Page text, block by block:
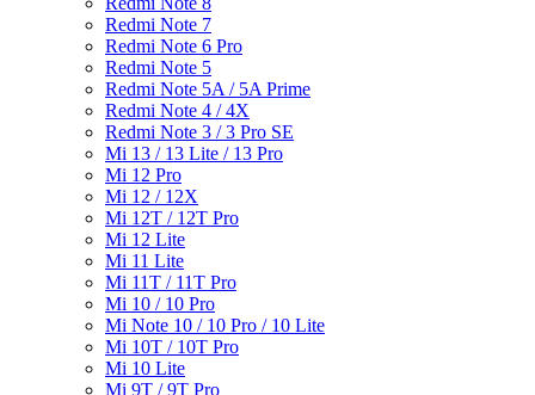
Redmi Note 7
Redmi Note 6 Pro
Redmi Note 5
Redmi Note 5A / 5A Prime
Redmi Note 4 / 4X
Redmi Note 3 / 3 Pro SE
Mi 13 / 13 Lite / 13 Pro
Mi 12 Pro
Mi 12 / 12X
Mi 12T / 12T Pro
Mi 12 Lite
Mi 11 Lite
Mi 11T / 11T Pro
Mi 10 / 10 Pro
Mi Note 10 / 10 Pro / 10 Lite
Mi 10T / 10T Pro
Mi 10 Lite
Mi 9T / 9T Pro